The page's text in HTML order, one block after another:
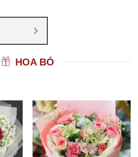
HOA BÓ